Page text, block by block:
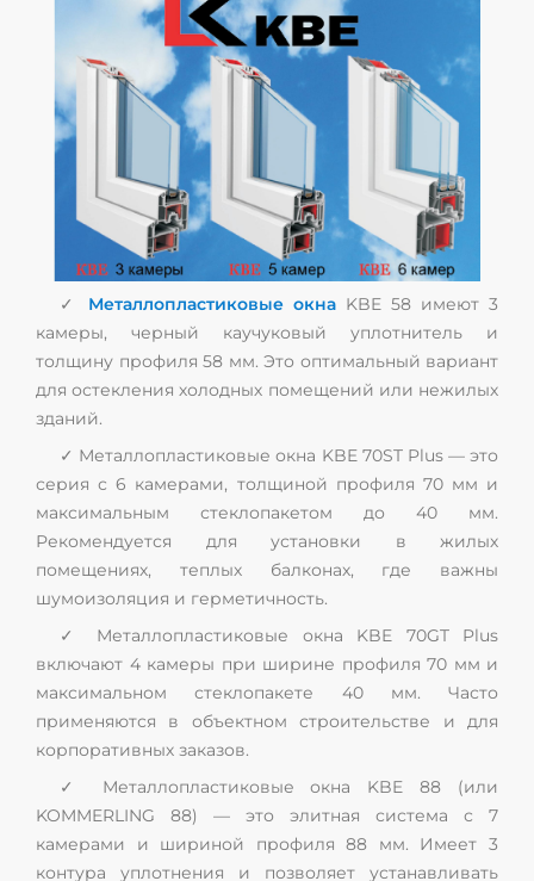
✓ Металлопластиковые окна KBE 58 имеют 3
камеры, черный каучуковый уплотнитель и
толщину профиля 58 мм. Это оптимальный вариант
для остекления холодных помещений или нежилых
зданий.
✓ Металлопластиковые окна KBE 70ST Plus — это
серия с 6 камерами, толщиной профиля 70 мм и
максимальным стеклопакетом до 40 мм.
Рекомендуется для установки в жилых
помещениях, теплых балконах, где важны
шумоизоляция и герметичность.
✓ Металлопластиковые окна KBE 70GT Plus
включают 4 камеры при ширине профиля 70 мм и
максимальном стеклопакете 40 мм. Часто
применяются в объектном строительстве и для
корпоративных заказов.
✓ Металлопластиковые окна KBE 88 (или
KOMMERLING 88) — это элитная система с 7
камерами и шириной профиля 88 мм. Имеет 3
контура уплотнения и позволяет устанавливать